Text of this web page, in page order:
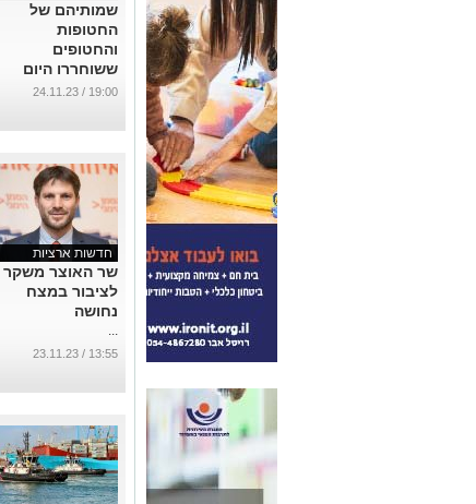
שמותיהם של
החטופות
והחטופים
ששוחררו היום
בפעימה הראשונה
שמיים"
19:00 / 24.11.23
חדשות ארציות
שר האוצר משקר
לציבור במצח
נחושה
...
13:55 / 23.11.23